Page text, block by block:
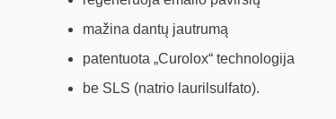
mažina dantų jautrumą
patentuota „Curolox“ technologija
be SLS (natrio laurilsulfato).